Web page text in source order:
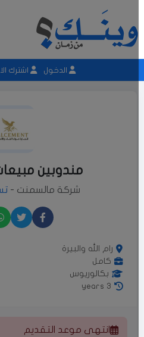
الدخول اشترك الان
مندوبين
شركة مالسمنت -
رام الله والبيرة
كامل
بكالوريوس
3 years
انتهى موعد التقديم